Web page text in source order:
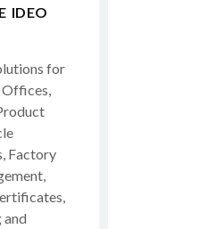
IDEO
for
Factory